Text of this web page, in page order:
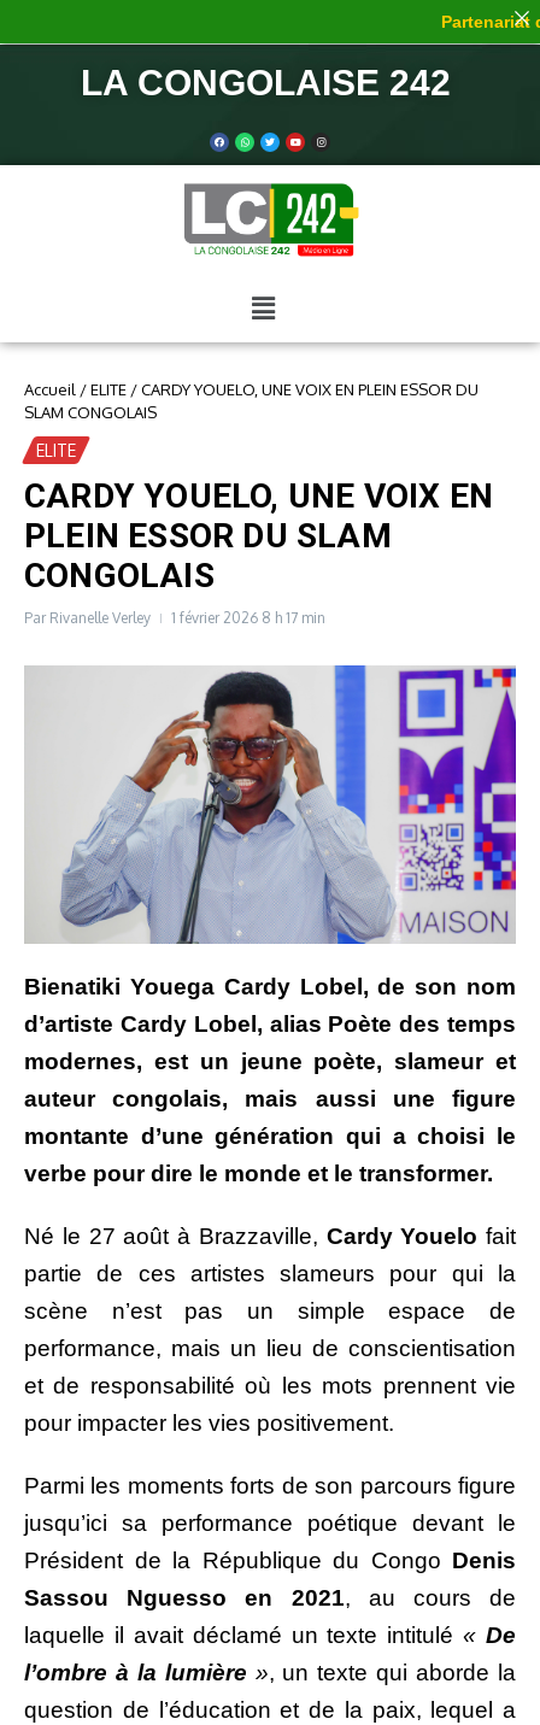
LA CONGOLAISE 242
Accueil /ELITE /CARDY YOUELO, UNE VOIX EN PLEIN ESSOR DU
SLAM CONGOLAIS
ELITE
CARDY YOUELO, UNE VOIX EN
PLEIN ESSOR DU SLAM
CONGOLAIS
Par Rivanelle Verley 1 février 2026 8 h 17 min
Bienatiki Youega Cardy Lobel, de son nom
d’artiste Cardy Lobel, alias Poète des temps
modernes, est un jeune poète, slameur et
auteur congolais, mais aussi une figure
montante d’une génération qui a choisi le
verbe pour dire le monde et le transformer.
Né le 27 août à Brazzaville, Cardy Youelo fait
partie de ces artistes slameurs pour qui la
scène n’est pas un simple espace de
performance, mais un lieu de conscientisation
et de responsabilité où les mots prennent vie
pour impacter les vies positivement.
Parmi les moments forts de son parcours figure
jusqu’ici sa performance poétique devant le
Président de la République du Congo Denis
Sassou Nguesso en 2021, au cours de
laquelle il avait déclamé un texte intitulé « De
l’ombre à la lumière », un texte qui aborde la
question de l’éducation et de la paix, lequel a
Partenariat